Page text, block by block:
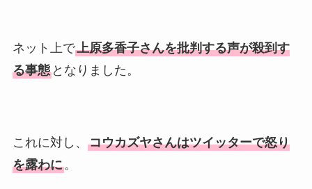
ネット上で上原多香子さんを批判する声が殺到す
る事態となりました。
これに対し、 コウカズヤさんはツイッターで怒り
を露わに。